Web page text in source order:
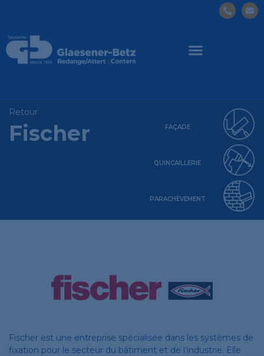
Retour
Fischer FAÇADE
QUINCAILLERIE
PARACHÈVEMENT
Fischer est une entreprise spécialisée dans les systèmes de
fixation pour le secteur du bâtiment et de l’industrie. Elle